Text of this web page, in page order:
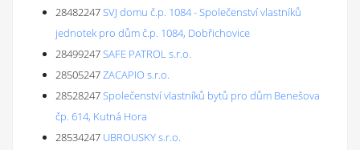
28482247SVJ domu č.p. 1084 - Společenství vlastníků
jednotek pro dům č.p. 1084, Dobřichovice
28499247SAFE PATROL s.r.o.
28505247ZACAPIO s.r.o.
28528247Společenství vlastníků bytů pro dům Benešova
čp. 614, Kutná Hora
28534247 UBROUSKY s.r.o.